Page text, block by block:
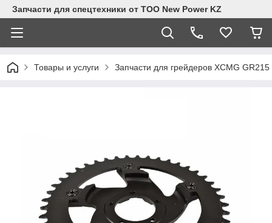
Запчасти для спецтехники от ТОО New Power KZ
Товары и услуги Запчасти для грейдеров XCMG